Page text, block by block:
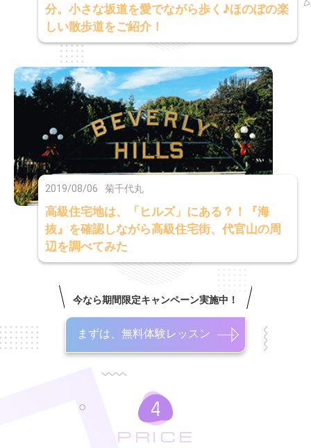
分。小さな坂道を愛でながら歩く♪ほのぼの楽
しい散歩道をご紹介！
2019/08/06 菊千代丸
高級住宅地は、「ヒルズ」にある？！『海
抜』を確認しながら高級住宅街、代官山の周
辺を調べてみた
今なら期間限定キャンペーン実施中！
まずは、無料体験レッスン
PRICE